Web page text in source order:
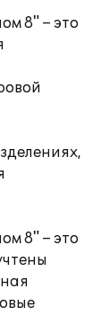
8" – это
8" – это